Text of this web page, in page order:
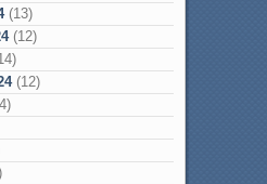
(13)
(12)
(12)